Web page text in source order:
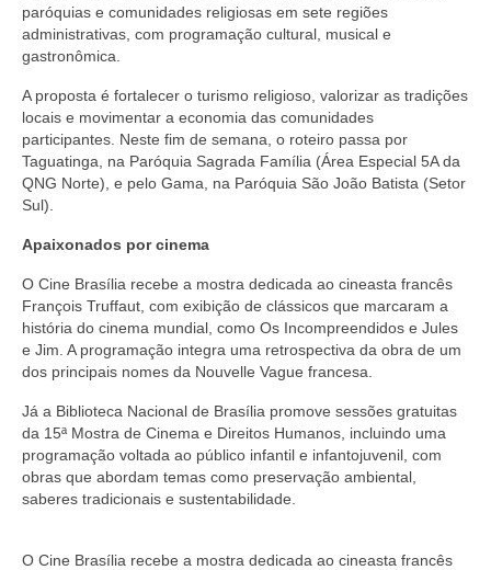
paróquias e comunidades religiosas em sete regiões
administrativas, com programação cultural, musical e
gastronômica.
A proposta é fortalecer o turismo religioso, valorizar as tradições
locais e movimentar a economia das comunidades
participantes. Neste fim de semana, o roteiro passa por
Taguatinga, na Paróquia Sagrada Família (Área Especial 5A da
QNG Norte), e pelo Gama, na Paróquia São João Batista (Setor
Sul).
Apaixonados por cinema
O Cine Brasília recebe a mostra dedicada ao cineasta francês
François Truffaut, com exibição de clássicos que marcaram a
história do cinema mundial, como Os Incompreendidos e Jules
e Jim. A programação integra uma retrospectiva da obra de um
dos principais nomes da Nouvelle Vague francesa.
Já a Biblioteca Nacional de Brasília promove sessões gratuitas
da 15ª Mostra de Cinema e Direitos Humanos, incluindo uma
programação voltada ao público infantil e infantojuvenil, com
obras que abordam temas como preservação ambiental,
saberes tradicionais e sustentabilidade.
O Cine Brasília recebe a mostra dedicada ao cineasta francês